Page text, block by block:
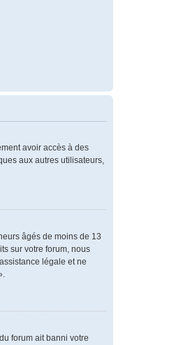
avoir accès à des
aux autres utilisateurs,
âgés de moins de 13
sur votre forum, nous
légale et ne
forum ait banni votre